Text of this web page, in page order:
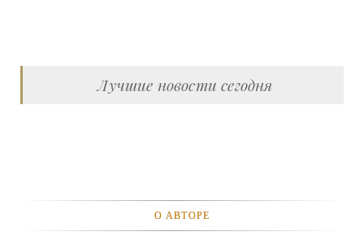
Лучшие новости сегодня
О АВТОРЕ